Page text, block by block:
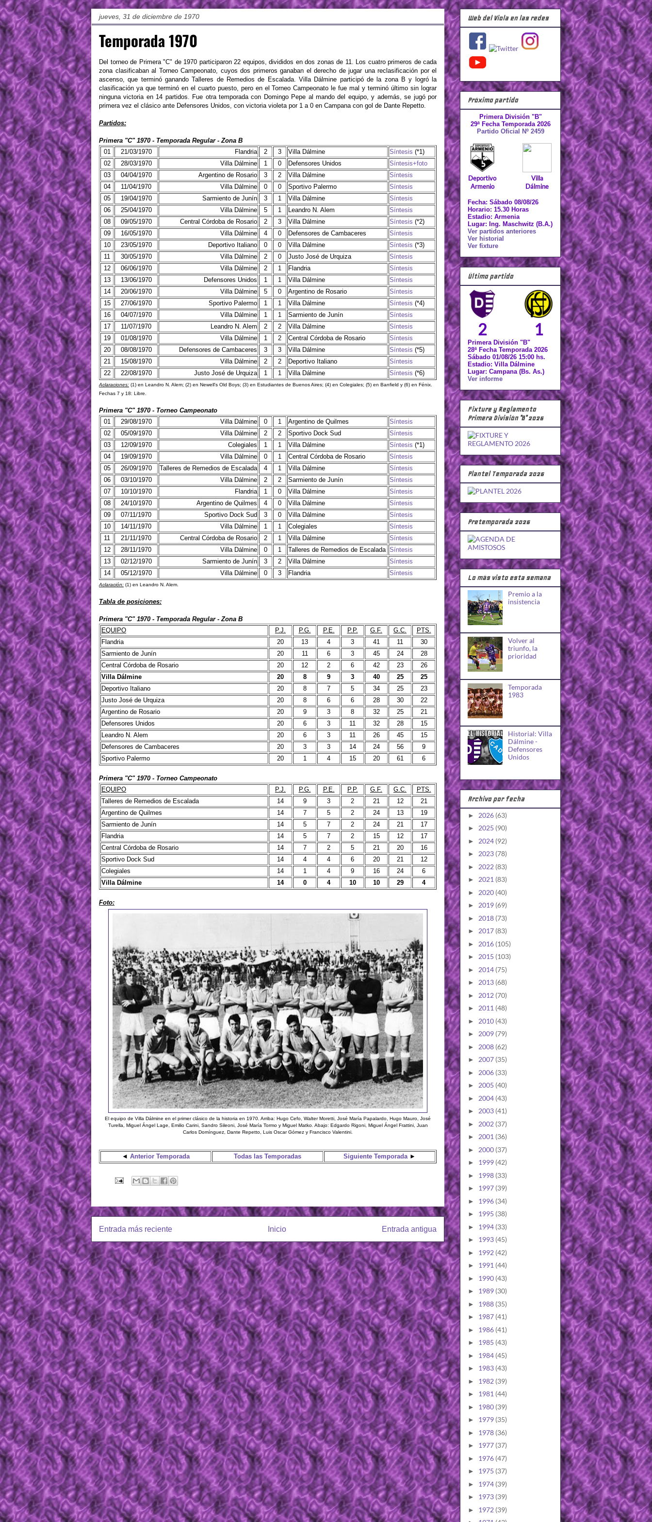
jueves, 31 de diciembre de 1970
Temporada 1970
Del torneo de Primera "C" de 1970 participaron 22 equipos, divididos en dos zonas de 11. Los cuatro primeros de cada
zona clasificaban al Torneo Campeonato, cuyos dos primeros ganaban el derecho de jugar una reclasificación por el
ascenso, que terminó ganando Talleres de Remedios de Escalada. Villa Dálmine participó de la zona B y logró la
clasificación ya que terminó en el cuarto puesto, pero en el Torneo Campeonato le fue mal y terminó último sin lograr
ninguna victoria en 14 partidos. Fue otra temporada con Domingo Pepe al mando del equipo, y además, se jugó por
primera vez el clásico ante Defensores Unidos, con victoria violeta por 1 a 0 en Campana con gol de Dante Repetto.
Partidos:
Primera "C" 1970 - Temporada Regular - Zona B
01
21/03/1970 Flandria 2 3 Villa Dálmine Síntesis (*1)
02
28/03/1970 Villa Dálmine 1 0 Defensores Unidos
Síntesis+foto
03
04/04/1970 Argentino de Rosario 3 2 Villa Dálmine
Síntesis
04
11/04/1970 Villa Dálmine 0 0 Sportivo Palermo
Síntesis
05
19/04/1970 Sarmiento de Junín 3 1 Villa Dálmine
Síntesis
06
25/04/1970 Villa Dálmine 5 1 Leandro N. Alem
Síntesis
08
09/05/1970 Central Córdoba de Rosario 2 3 Villa Dálmine Síntesis (*2)
09
16/05/1970 Villa Dálmine 4 0 Defensores de Cambaceres
Síntesis
10
23/05/1970 Deportivo Italiano 0 0 Villa Dálmine Síntesis (*3)
11
30/05/1970 Villa Dálmine 2 0 Justo José de Urquiza
Síntesis
12
06/06/1970 Villa Dálmine 2 1 Flandria
Síntesis
13
13/06/1970 Defensores Unidos 1 1 Villa Dálmine
Síntesis
14
20/06/1970 Villa Dálmine 5 0 Argentino de Rosario
Síntesis
15
27/06/1970 Sportivo Palermo 1 1 Villa Dálmine Síntesis (*4)
16
04/07/1970 Villa Dálmine 1 1 Sarmiento de Junín
Síntesis
17
11/07/1970 Leandro N. Alem 2 2 Villa Dálmine
Síntesis
19
01/08/1970 Villa Dálmine 1 2 Central Córdoba de Rosario
Síntesis
20
08/08/1970 Defensores de Cambaceres 3 3 Villa Dálmine Síntesis (*5)
21
15/08/1970 Villa Dálmine 2 2 Deportivo Italiano
Síntesis
22
22/08/1970 Justo José de Urquiza 1 1 Villa Dálmine Síntesis (*6)
Aclaraciones: (1) en Leandro N. Alem; (2) en Newell's Old Boys; (3) en Estudiantes de Buenos Aires; (4) en Colegiales; (5) en Banfield y (6) en Fénix.
Fechas 7 y 18: Libre.
Primera "C" 1970 - Torneo Campeonato
01
29/08/1970 Villa Dálmine 0 1 Argentino de Quilmes
Síntesis
02
05/09/1970 Villa Dálmine 2 2 Sportivo Dock Sud
Síntesis
03
12/09/1970 Colegiales 1 1 Villa Dálmine Síntesis (*1)
04
19/09/1970 Villa Dálmine 0 1 Central Córdoba de Rosario
Síntesis
05
26/09/1970 Talleres de Remedios de Escalada 4 1 Villa Dálmine
Síntesis
06
03/10/1970 Villa Dálmine 2 2 Sarmiento de Junín
Síntesis
07
10/10/1970 Flandria 1 0 Villa Dálmine
Síntesis
08
24/10/1970 Argentino de Quilmes 4 0 Villa Dálmine
Síntesis
09
07/11/1970 Sportivo Dock Sud 3 0 Villa Dálmine
Síntesis
10
14/11/1970 Villa Dálmine 1 1 Colegiales
Síntesis
11
21/11/1970 Central Córdoba de Rosario 2 1 Villa Dálmine
Síntesis
12
28/11/1970 Villa Dálmine 0 1 Talleres de Remedios de Escalada Síntesis
13
02/12/1970 Sarmiento de Junín 3 2 Villa Dálmine
Síntesis
14
05/12/1970 Villa Dálmine 0 3 Flandria Síntesis
Aclaración: (1) en Leandro N. Alem.
Tabla de posiciones:
Primera "C" 1970 - Temporada Regular - Zona B
EQUIPO
P.J. P.G. P.E. P.P. G.F. G.C.
PTS.
Flandria
20 13 4 3 41 11
30
Sarmiento de Junín
20 11 6 3 45 24
28
Central Córdoba de Rosario
20 12 2 6 42 23
26
Villa Dálmine
20 8 9 3 40 25
25
Deportivo Italiano
20 8 7 5 34 25
23
Justo José de Urquiza
20 8 6 6 28 30
22
Argentino de Rosario
20 9 3 8 32 25
21
Defensores Unidos
20 6 3 11 32 28
15
Leandro N. Alem
20 6 3 11 26 45
15
Defensores de Cambaceres
20 3 3 14 24 56
9
Sportivo Palermo
20 1 4 15 20 61 6
Primera "C" 1970 - Torneo Campeonato
EQUIPO
P.J. P.G. P.E. P.P. G.F. G.C.
PTS.
Talleres de Remedios de Escalada
14 9 3 2 21 12
21
Argentino de Quilmes
14 7 5 2 24 13
19
Sarmiento de Junín
14 5 7 2 24 21
17
Flandria
14 5 7 2 15 12
17
Central Córdoba de Rosario
14 7 2 5 21 20
16
Sportivo Dock Sud
14 4 4 6 20 21
12
Colegiales
14 1 4 9 16 24
6
Villa Dálmine
14 0 4 10 10 29 4
Foto:
El equipo de Villa Dálmine en el primer clásico de la historia en 1970. Arriba: Hugo Cefo, Walter Moretti, José María Papalardo, Hugo Mauro, José
Turella, Miguel Ángel Lage, Emilio Carini, Sandro Sileoni, José María Tormo y Miguel Matko. Abajo: Edgardo Rigoni, Miguel Ángel Frattini, Juan
Carlos Domínguez, Dante Repetto, Luis Oscar Gómez y Francisco Valentini.
◄ Anterior Temporada Todas las Temporadas Siguiente Temporada ►
Entrada más reciente Entrada antigua
Inicio
Web del Viola en las redes
Próximo partido
Primera División "B"
29ª Fecha Temporada 2026
Partido Oficial Nº 2459
Deportivo
Armenio
Villa
Dálmine
Fecha: Sábado 08/08/26
Horario: 15.30 Horas
Estadio: Armenia
Lugar: Ing. Maschwitz (B.A.)
Ver partidos anteriores
Ver historial
Ver fixture
Último partido
2 1
Primera División "B"
28ª Fecha Temporada 2026
Sábado 01/08/26 15:00 hs.
Estadio: Villa Dálmine
Lugar: Campana (Bs. As.)
Ver informe
Fixture y Reglamento
Primera División "B" 2026
Plantel Temporada 2026
Pretemporada 2026
Lo más visto esta semana
Premio a la
insistencia
Volver al
triunfo, la
prioridad
Temporada
1983
Historial: Villa
Dálmine -
Defensores
Unidos
Archivo por fecha
► 2026 (63)
► 2025 (90)
► 2024 (92)
► 2023 (78)
► 2022 (83)
► 2021 (83)
► 2020 (40)
► 2019 (69)
► 2018 (73)
► 2017 (83)
► 2016 (105)
► 2015 (103)
► 2014 (75)
► 2013 (68)
► 2012 (70)
► 2011 (48)
► 2010 (43)
► 2009 (79)
► 2008 (62)
► 2007 (35)
► 2006 (33)
► 2005 (40)
► 2004 (43)
► 2003 (41)
► 2002 (37)
► 2001 (36)
► 2000 (37)
► 1999 (42)
► 1998 (33)
► 1997 (39)
► 1996 (34)
► 1995 (38)
► 1994 (33)
► 1993 (45)
► 1992 (42)
► 1991 (44)
► 1990 (43)
► 1989 (30)
► 1988 (35)
► 1987 (41)
► 1986 (41)
► 1985 (43)
► 1984 (45)
► 1983 (43)
► 1982 (39)
► 1981 (44)
► 1980 (39)
► 1979 (35)
► 1978 (36)
► 1977 (37)
► 1976 (47)
► 1975 (37)
► 1974 (39)
► 1973 (39)
► 1972 (39)